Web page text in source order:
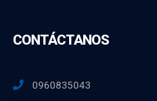
CONTÁCTANOS
0960835043